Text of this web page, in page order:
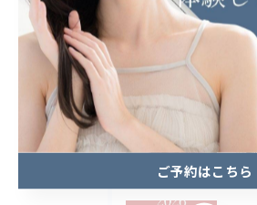
最近の投稿
Posts
ご予約はこちら